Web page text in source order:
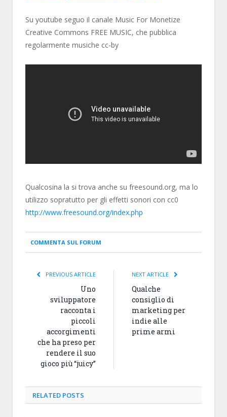
Su youtube seguo il canale Music For Monetize
Creative Commons FREE MUSIC, che pubblica
regolarmente musiche cc-by
Qualcosina la si trova anche su freesound.org, ma lo
utilizzo sopratutto per gli effetti sonori con cc0
http://www.freesound.org/index.php
COMMENTA SUL FORUM
PREVIOUS ARTICLE
Uno
sviluppatore
racconta i
piccoli
accorgimenti
che ha preso per
rendere il suo
gioco più “juicy”
NEXT ARTICLE
Qualche
consiglio di
marketing per
indie alle
prime armi
RELATED POSTS